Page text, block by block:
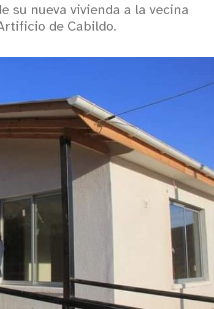
su nueva vivienda a la vecina
de Cabildo.